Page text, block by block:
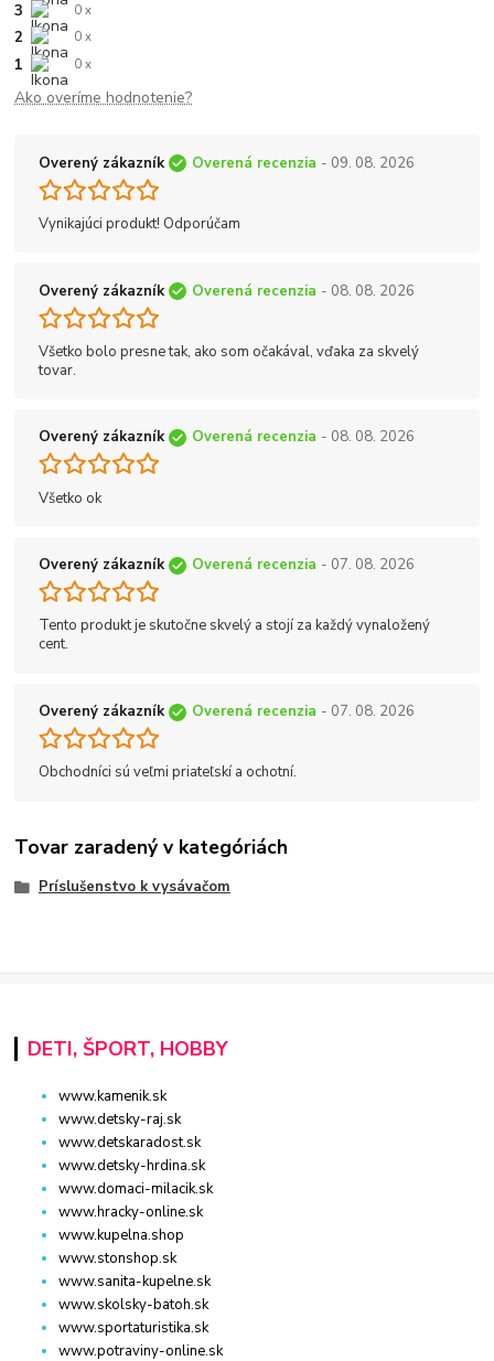
3 0 x
2 0 x
1 0 x
Ako overíme hodnotenie?
Overený zákazník Overená recenzia - 09. 08. 2026
Vynikajúci produkt! Odporúčam
Overený zákazník Overená recenzia - 08. 08. 2026
Všetko bolo presne tak, ako som očakával, vďaka za skvelý
tovar.
Overený zákazník Overená recenzia - 08. 08. 2026
Všetko ok
Overený zákazník Overená recenzia - 07. 08. 2026
Tento produkt je skutočne skvelý a stojí za každý vynaložený
cent.
Overený zákazník Overená recenzia - 07. 08. 2026
Obchodníci sú veľmi priateľskí a ochotní.
Tovar zaradený v kategóriách
Príslušenstvo k vysávačom
DETI, ŠPORT, HOBBY
www.kamenik.sk
www.detsky-raj.sk
www.detskaradost.sk
www.detsky-hrdina.sk
www.domaci-milacik.sk
www.hracky-online.sk
www.kupelna.shop
www.stonshop.sk
www.sanita-kupelne.sk
www.skolsky-batoh.sk
www.sportaturistika.sk
www.potraviny-online.sk